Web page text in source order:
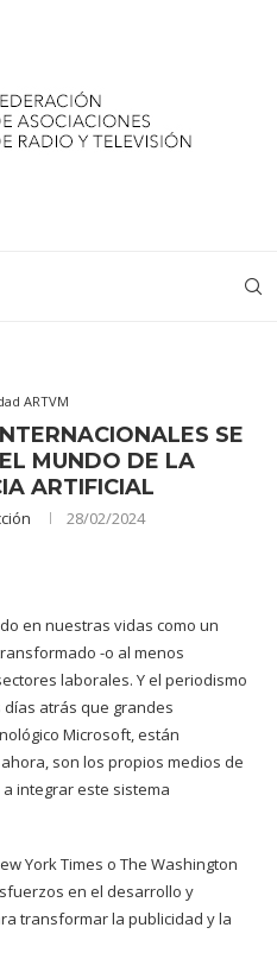
ARTVM
SE
MUNDO DE LA
ARTIFICIAL
28/02/2024
en nuestras vidas como un
-o al menos
laborales. Y el periodismo
días atrás que grandes
Microsoft, están
son los propios medios de
integrar este sistema
York Times o The Washington
en el desarrollo y
transformar la publicidad y la